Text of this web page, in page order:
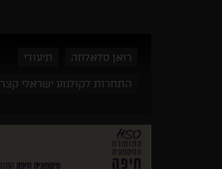
רואן סלאלחה תיעודי
התחרות לקולנוע ישראלי קצר 2016